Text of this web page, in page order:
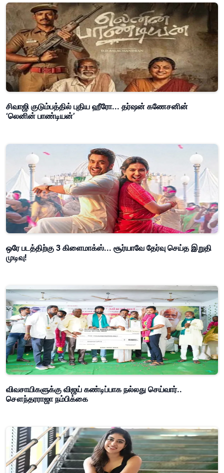
சிவாஜி குடும்பத்தில் புதிய ஹீரோ... தர்ஷன் கணேசனின்
‘லெனின் பாண்டியன்’
ஒரே படத்திற்கு 3 கிளைமாக்ஸ்... சூர்யாவே தேர்வு செய்த இறுதி
முடிவு!
விவசாயிகளுக்கு விஜய் கண்டிப்பாக நல்லது செய்வார்..
சௌந்தரராஜா நம்பிக்கை